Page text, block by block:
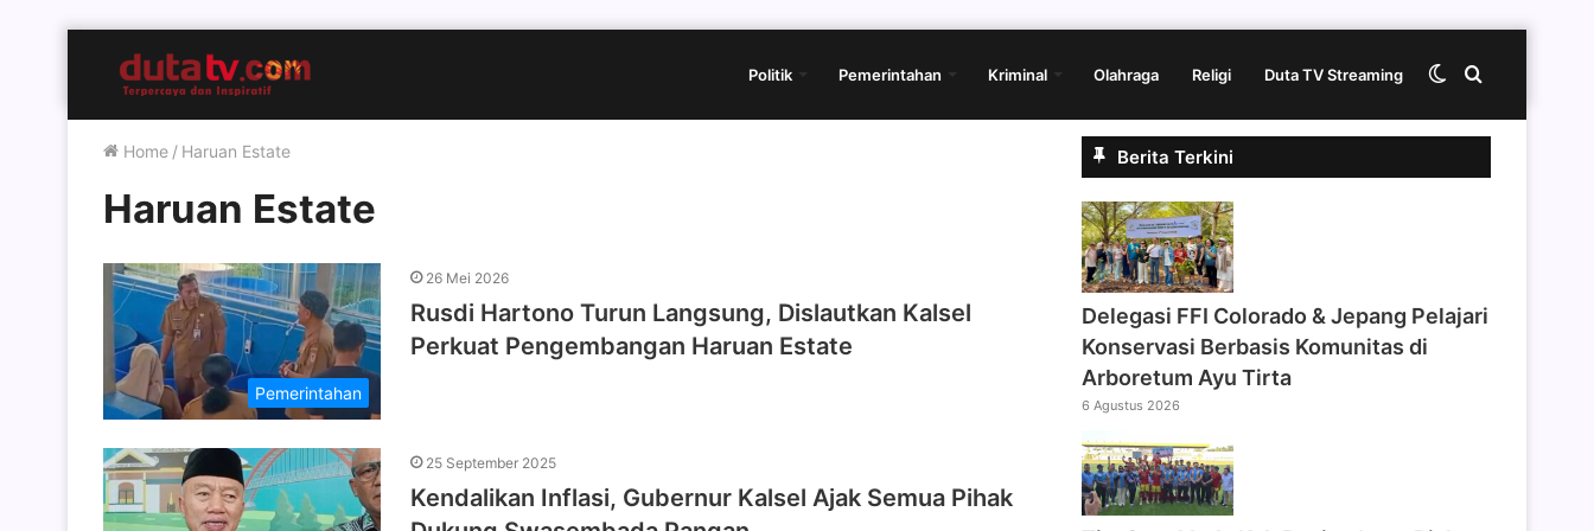
Politik Pemerintahan Kriminal Olahraga Religi Duta TV Streaming Cari
Switch
Home / Haruan Estate
Haruan Estate
Pemerintahan
26 Mei 2026
Rusdi Hartono Turun Langsung, Dislautkan Kalsel
Perkuat Pengembangan Haruan Estate
25 September 2025
Kendalikan Inflasi, Gubernur Kalsel Ajak Semua Pihak
Berita Terkini
Delegasi FFI Colorado & Jepang Pelajari
Konservasi Berbasis Komunitas di
Arboretum Ayu Tirta
6 Agustus 2026